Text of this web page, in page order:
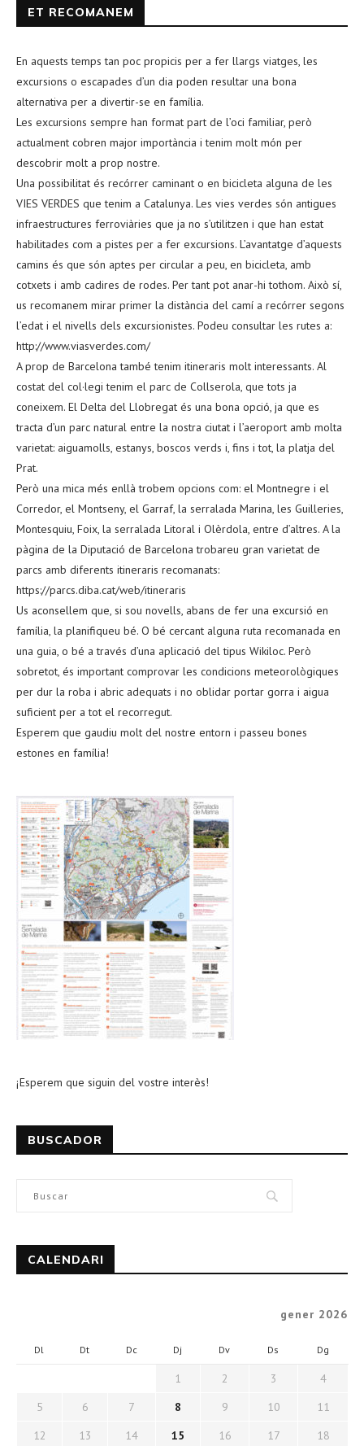
ET RECOMANEM
En aquests temps tan poc propicis per a fer llargs viatges, les
excursions o escapades d’un dia poden resultar una bona
alternativa per a divertir-se en família.
Les excursions sempre han format part de l’oci familiar, però
actualment cobren major importància i tenim molt món per
descobrir molt a prop nostre.
Una possibilitat és recórrer caminant o en bicicleta alguna de les
VIES VERDES que tenim a Catalunya. Les vies verdes són antigues
infraestructures ferroviàries que ja no s’utilitzen i que han estat
habilitades com a pistes per a fer excursions. L’avantatge d’aquests
camins és que són aptes per circular a peu, en bicicleta, amb
cotxets i amb cadires de rodes. Per tant pot anar-hi tothom. Això sí,
us recomanem mirar primer la distància del camí a recórrer segons
l’edat i el nivells dels excursionistes. Podeu consultar les rutes a:
http://www.viasverdes.com/
A prop de Barcelona també tenim itineraris molt interessants. Al
costat del col·legi tenim el parc de Collserola, que tots ja
coneixem. El Delta del Llobregat és una bona opció, ja que es
tracta d’un parc natural entre la nostra ciutat i l’aeroport amb molta
varietat: aiguamolls, estanys, boscos verds i, fins i tot, la platja del
Prat.
Però una mica més enllà trobem opcions com: el Montnegre i el
Corredor, el Montseny, el Garraf, la serralada Marina, les Guilleries,
Montesquiu, Foix, la serralada Litoral i Olèrdola, entre d’altres. A la
pàgina de la Diputació de Barcelona trobareu gran varietat de
parcs amb diferents itineraris recomanats:
https://parcs.diba.cat/web/itineraris
Us aconsellem que, si sou novells, abans de fer una excursió en
família, la planifiqueu bé. O bé cercant alguna ruta recomanada en
una guia, o bé a través d’una aplicació del tipus Wikiloc. Però
sobretot, és important comprovar les condicions meteorològiques
per dur la roba i abric adequats i no oblidar portar gorra i aigua
suficient per a tot el recorregut.
Esperem que gaudiu molt del nostre entorn i passeu bones
estones en família!
¡Esperem que siguin del vostre interès!
BUSCADOR
CALENDARI
gener 2026
Dl Dt Dc Dj Dv Ds Dg
1 2 3
4
5
6 7 8 9 10
11
12
13 14 15 16 17
18